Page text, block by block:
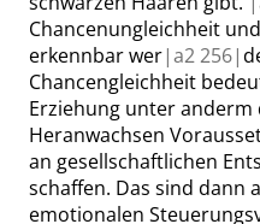
Chancenungleichheit
erkennbar wer|a2256|
Chancengleichheit
Erziehung unteranderm
Heranwachsen
an gesellschaftlichen
schaffen. Das sind dann
emotionalen